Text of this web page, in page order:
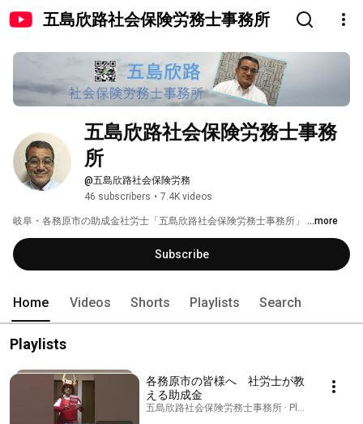
五島欣路社会保険労務士事務所
五島欣路社会保険労務士事務
所
@五島欣路社会保険労務
46 subscribers • 7.4K videos
岐阜・各務原市の助成金社労士「五島欣路社会保険労務士事務所」 ...more
Subscribe
Home Videos Shorts Playlists Search
Playlists
各務原市の皆様へ 社労士が教
える助成金
五島欣路社会保険労務士事務所 · Playlist